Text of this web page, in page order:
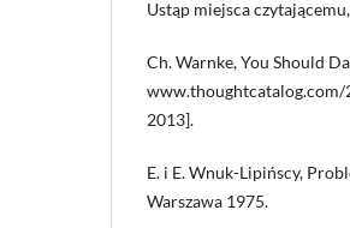
Ustąp miejsca
Ch. Warnke, You Should
2013].
E. i E. Wnuk-Lipińscy,
Warszawa 1975.